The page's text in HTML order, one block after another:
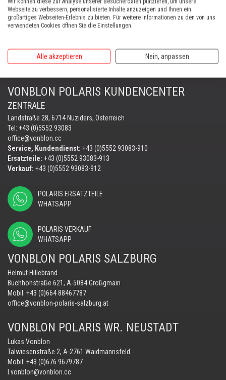
Tel:+43 (0)5552 31607
AUTOMOWER SHOP LUSTENAU
Harry Zudrell
Mobil:+43 676 780 96 73
VONBLON POLARIS KUNDENCENTER
ZENTRALE
Landstraße 28, 6714 Nüziders, Österreich
Tel: +43 (0)5552 93083
office@vonblon.cc
Service, Kundendienst: +43 (0)5552 93083-910
Ersatzteile: +43 (0)5552 93083-913
Verkauf: +43 (0)5552 93083-912
POLARIS ERSATZTEILE
WHATSAPP
POLARIS VERKAUF
WHATSAPP
VONBLON POLARIS SALZBURG
Helmut Hillebrand
Buchhöhstraße 621, A-5084 Großgmain
Mobil: +43 (0)664 88467787
office@vonblon-polaris-salzburg.at
VONBLON POLARIS WR. NEUSTADT
Lukas Vonblon
Talwiesenstraße 2, A-2761 Waidmannsfeld
Mobil: +43 (0)676 9679787
l.vonblon@vonblon.cc
Webseite zu verbessern, personalisierte Inhalte anzuzeigen und Ihnen ein
großartiges Webseiten-Erlebnis zu bieten. Für weitere Informationen zu den von uns
verwendeten Cookies öffnen Sie die Einstellungen.
Alle akzeptieren Nein, anpassen